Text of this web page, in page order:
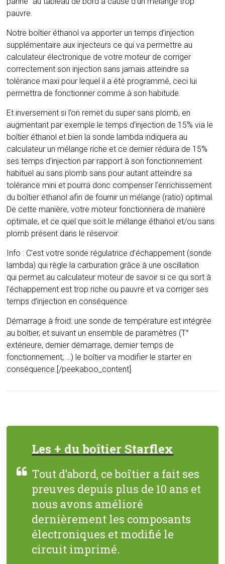
pauvre.
Notre boîtier éthanol va apporter un temps d’injection
supplémentaire aux injecteurs ce qui va permettre au
calculateur électronique de votre moteur de corriger
correctement son injection sans jamais atteindre sa
tolérance maxi pour lequel il a été programmé, ceci lui
permettra de fonctionner comme à son habitude.
Et inversement si l’on remet du super sans plomb, en
augmentant par exemple le temps d’injection de 15% via le
boîtier éthanol et bien la sonde lambda indiquera au
calculateur un mélange riche et ce dernier réduira de 15%
ses temps d’injection par rapport à son fonctionnement
habituel au sans plomb sans pour autant atteindre sa
tolérance mini et pourra donc compenser l’enrichissement
du boîtier éthanol afin de fournir un mélange (ratio) optimal.
De cette manière, votre moteur fonctionnera de manière
optimale, et ce quel que soit le mélange éthanol et/ou sans
plomb présent dans le réservoir.
Info : C’est votre sonde régulatrice d’échappement (sonde
lambda) qui règle la carburation grâce à une oscillation
qui permet au calculateur moteur de savoir si ce qui sort à
l’échappement est trop riche ou pauvre et va corriger ses
temps d’injection en conséquence.
Démarrage à froid: une sonde de température est intégrée
au boîtier, et suivant un ensemble de paramètres (T°
extérieure, dernier démarrage, dernier temps de
fonctionnement, …) le boîtier va modifier le starter en
conséquence.[/peekaboo_content]
Les + du boîtier Starflex
Tout d’abord, ce boîtier a fait ses
preuves depuis plus de 10 ans et
nous avons amélioré
dernièrement les composants
électroniques et modifié le
circuit imprimé.